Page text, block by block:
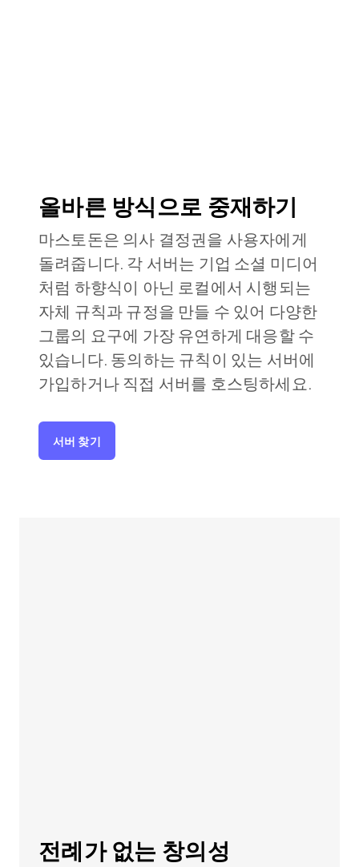
올바른 방식으로 중재하기
마스토돈은 의사 결정권을 사용자에게
돌려줍니다. 각 서버는 기업 소셜 미디어
처럼 하향식이 아닌 로컬에서 시행되는
자체 규칙과 규정을 만들 수 있어 다양한
그룹의 요구에 가장 유연하게 대응할 수
있습니다. 동의하는 규칙이 있는 서버에
가입하거나 직접 서버를 호스팅하세요.
서버 찾기
전례가 없는 창의성